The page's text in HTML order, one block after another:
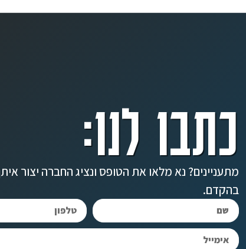
כתבו לנו:
מתעניינים? נא מלאו את הטופס ונציג החברה יצור
בהקדם.